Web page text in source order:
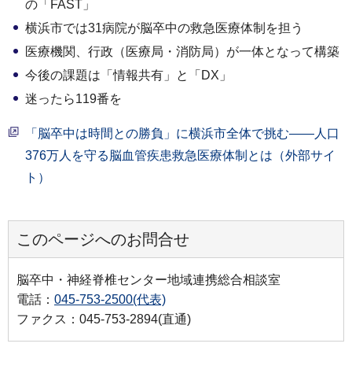
の「FAST」
横浜市では31病院が脳卒中の救急医療体制を担う
医療機関、行政（医療局・消防局）が一体となって構築
今後の課題は「情報共有」と「DX」
迷ったら119番を
「脳卒中は時間との勝負」に横浜市全体で挑む――人口
376万人を守る脳血管疾患救急医療体制とは（外部サイ
ト）
このページへのお問合せ
脳卒中・神経脊椎センター地域連携総合相談室
電話： 045-753-2500(代表)
ファクス：045-753-2894(直通)